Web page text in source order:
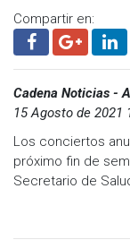
Compartir en:
Cadena Noticias -
15 Agosto de 2021
Los conciertos
próximo fin de
Secretario de
"Ninguno tiene